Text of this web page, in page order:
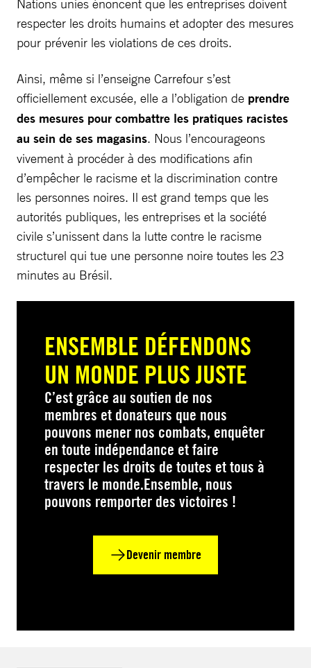
Nations unies énoncent que les entreprises doivent
respecter les droits humains et adopter des mesures
pour prévenir les violations de ces droits.
Ainsi, même si l’enseigne Carrefour s’est
officiellement excusée, elle a l’obligation de prendre
des mesures pour combattre les pratiques racistes
au sein de ses magasins. Nous l’encourageons
vivement à procéder à des modifications afin
d’empêcher le racisme et la discrimination contre
les personnes noires. Il est grand temps que les
autorités publiques, les entreprises et la société
civile s’unissent dans la lutte contre le racisme
structurel qui tue une personne noire toutes les 23
minutes au Brésil.
ENSEMBLE DÉFENDONS
UN MONDE PLUS JUSTE
C’est grâce au soutien de nos
membres et donateurs que nous
pouvons mener nos combats, enquêter
en toute indépendance et faire
respecter les droits de toutes et tous à
travers le monde.Ensemble, nous
pouvons remporter des victoires !
Devenir membre